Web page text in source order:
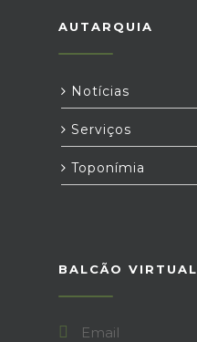
AUTARQUIA
Notícias
Serviços
Toponímia
BALCÃO VIRTUAL